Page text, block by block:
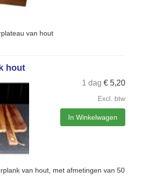
van hout
hout
1 dag € 5,20
Excl. btw
In Winkelwagen
van hout, met afmetingen van 50